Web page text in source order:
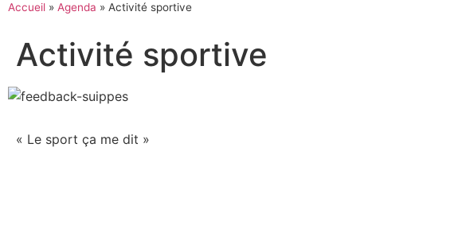
Accueil » Agenda » Activité sportive
Activité sportive
« Le sport ça me dit »